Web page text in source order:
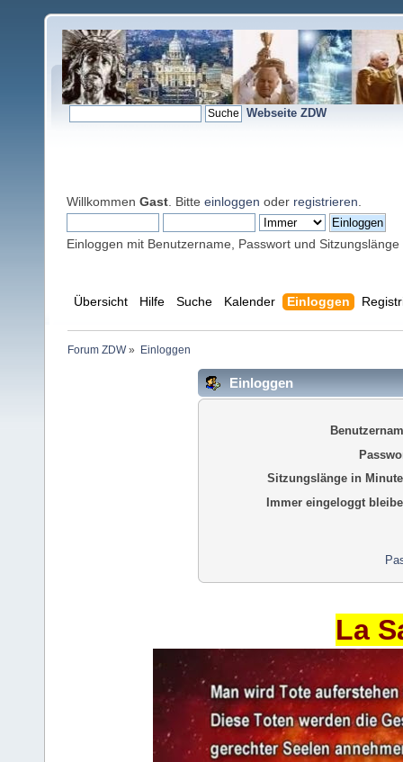
Webseite ZDW
Willkommen Gast . Bitte einloggen oder registrieren
Einloggen mit Benutzername, Passwort und Sitzungslänge
Übersicht Hilfe Suche Kalender Einloggen
Forum ZDW» Einloggen
Einloggen
Sitzungslänge in
Immer eingeloggt
La